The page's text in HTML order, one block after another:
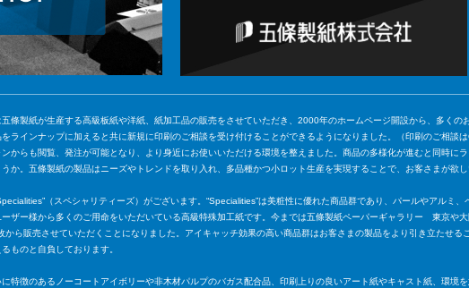
條製紙が生産する高級板紙や洋紙、紙加工品の販売をさせていただき、2000年のホームページ開設から、多く
ラインナップに加えると共に新規に印刷のご相談を受け付けることができるようになりました。（印刷のご相談
からも閲覧、発注が可能となり、より身近にお使いいただける環境を整えました。商品の多様化が進むと同時に
か。五條製紙の製品はニーズやトレンドを取り入れ、多品種かつ小ロット生産を実現することで、お客さまが欲
（スペシャリティーズ）がございます。“Specialities”は美粧性に優れた商品群であり、パールやアルミ
ザー様から多くのご用命をいただいている高級特殊加工紙です。今までは五條製紙ペーパーギャラリー 東京や
から販売させていただくことになりました。アイキャッチ効果の高い商品群はお客さまの製品をより引き立たせ
ものと自負しております。
特徴のあるノーコートアイボリーや非木材パルプのバガス配合品、印刷上りの良いアート紙やキャスト紙、環境